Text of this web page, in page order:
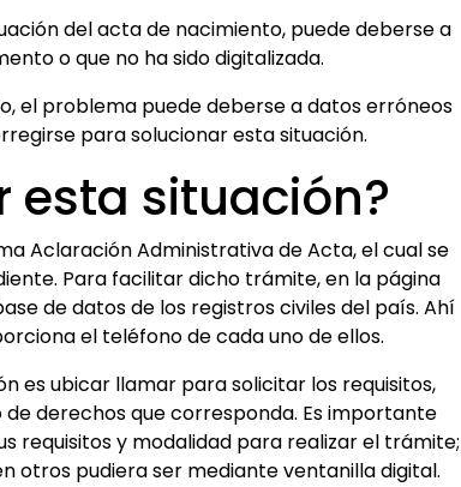
del acta de nacimiento, puede deberse a
o que no ha sido digitalizada.
el problema puede deberse a datos erróneos
para solucionar esta situación.
esta situación?
Aclaración Administrativa de Acta, el cual se
Para facilitar dicho trámite, en la página
de datos de los registros civiles del país. Ahí
el teléfono de cada uno de ellos.
es ubicar llamar para solicitar los requisitos,
derechos que corresponda. Es importante
requisitos y modalidad para realizar el trámite;
otros pudiera ser mediante ventanilla digital.